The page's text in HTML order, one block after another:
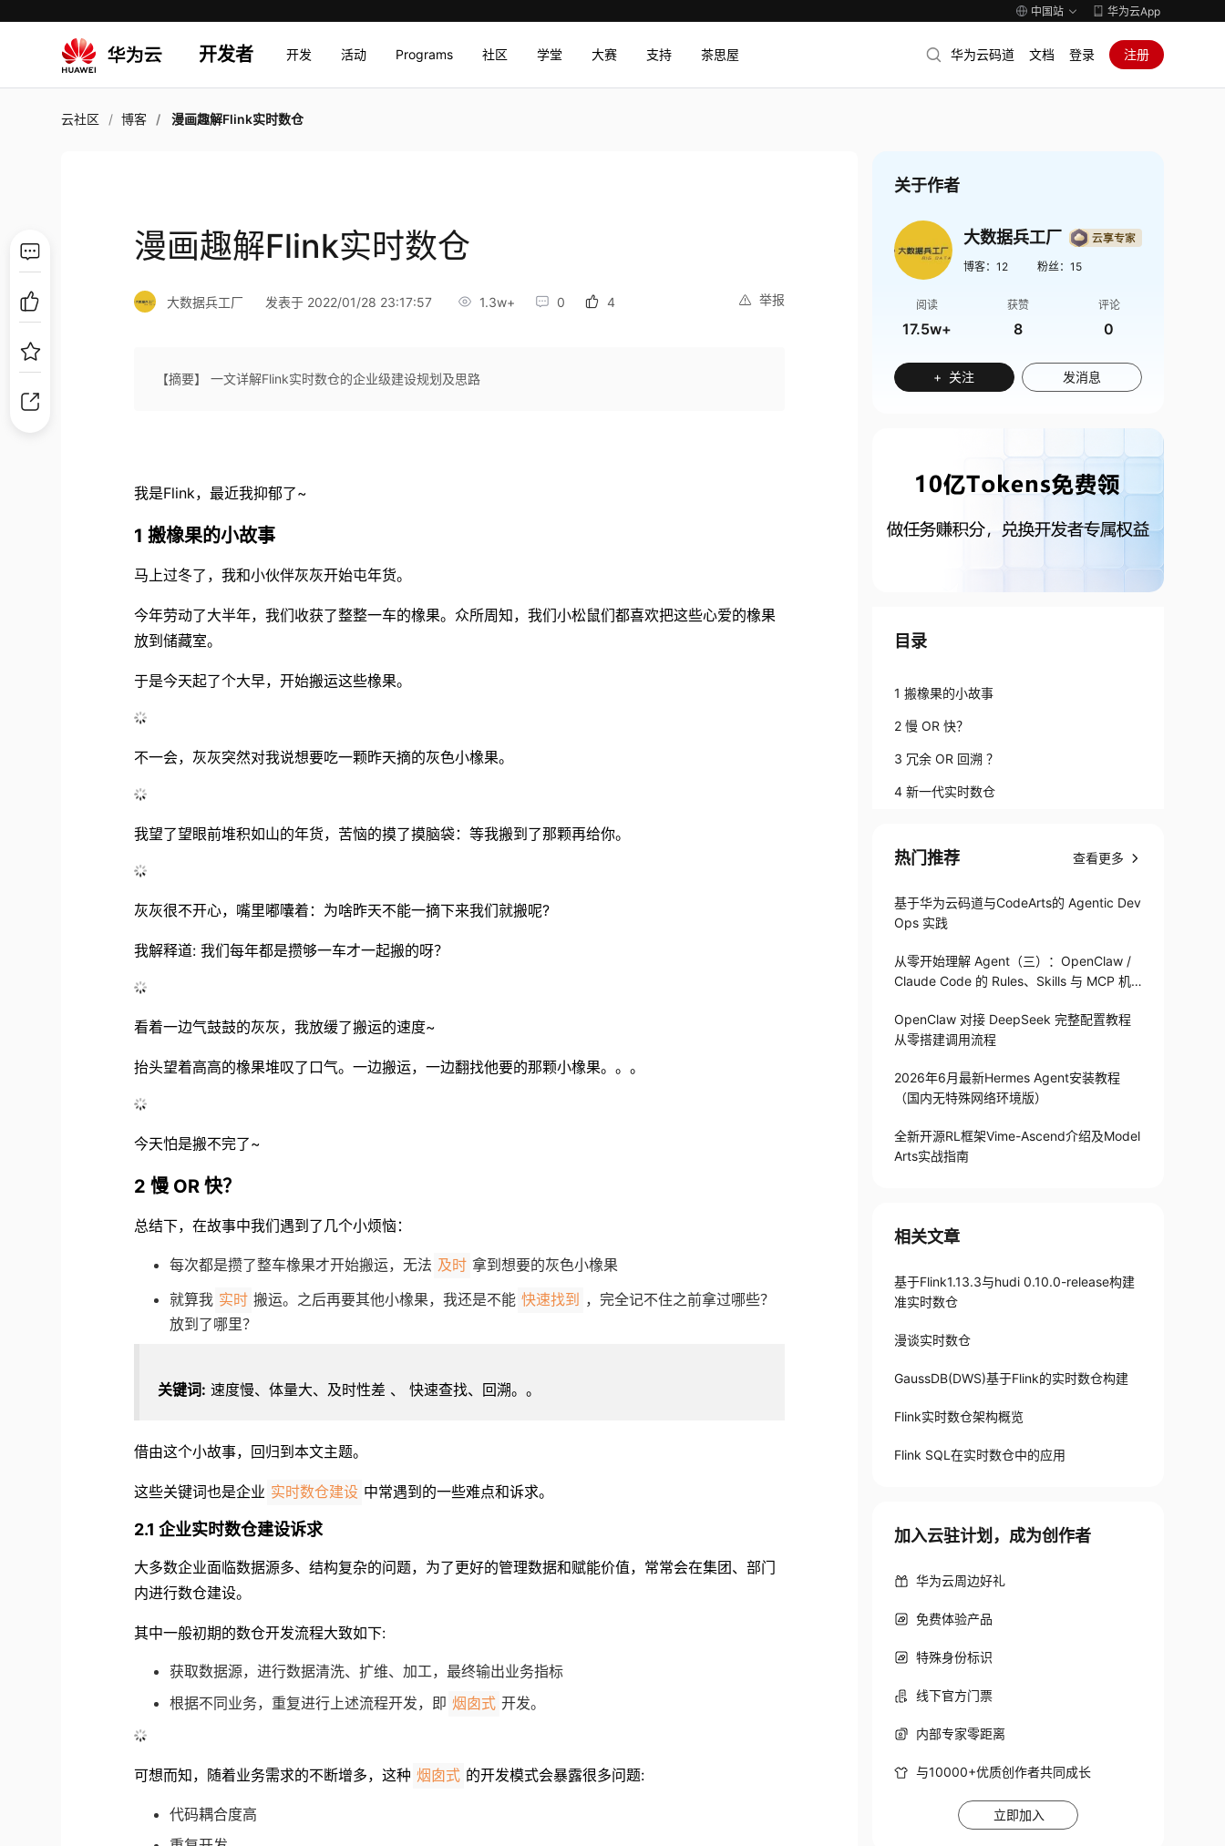
中国站 华为云App
开发者 开发 活动 Programs 社区 学堂 大赛 支持 茶思屋 华为云码道 文档 登录 注册
云社区 博客 漫画趣解Flink实时数仓
漫画趣解Flink实时数仓
举报
大数据兵工厂 发表于 2022/01/28 23:17:57 1.3w+ 0 4
【摘要】 一文详解Flink实时数仓的企业级建设规划及思路
我是Flink，最近我抑郁了~
1 搬橡果的小故事
马上过冬了，我和小伙伴灰灰开始屯年货。
今年劳动了大半年，我们收获了整整一车的橡果。众所周知，我们小松鼠们都喜欢把这些心爱的橡果
放到储藏室。
于是今天起了个大早，开始搬运这些橡果。
不一会，灰灰突然对我说想要吃一颗昨天摘的灰色小橡果。
我望了望眼前堆积如山的年货，苦恼的摸了摸脑袋：等我搬到了那颗再给你。
灰灰很不开心，嘴里嘟囔着：为啥昨天不能一摘下来我们就搬呢?
我解释道: 我们每年都是攒够一车才一起搬的呀？
看着一边气鼓鼓的灰灰，我放缓了搬运的速度~
抬头望着高高的橡果堆叹了口气。一边搬运，一边翻找他要的那颗小橡果。。。
今天怕是搬不完了~
2 慢 OR 快？
总结下，在故事中我们遇到了几个小烦恼：
每次都是攒了整车橡果才开始搬运，无法 及时 拿到想要的灰色小橡果
就算我 实时 搬运。之后再要其他小橡果，我还是不能 快速找到
，完全记不住之前拿过哪些？
放到了哪里？
关键词: 速度慢、体量大、及时性差 、 快速查找、回溯。。
借由这个小故事，回归到本文主题。
这些关键词也是企业 实时数仓建设 中常遇到的一些难点和诉求。
2.1 企业实时数仓建设诉求
大多数企业面临数据源多、结构复杂的问题，为了更好的管理数据和赋能价值，常常会在集团、部门
内进行数仓建设。
其中一般初期的数仓开发流程大致如下:
获取数据源，进行数据清洗、扩维、加工，最终输出业务指标
根据不同业务，重复进行上述流程开发，即 烟囱式 开发。
可想而知，随着业务需求的不断增多，这种 烟囱式 的开发模式会暴露很多问题:
代码耦合度高
关于作者
大数据兵工厂
博客： 12 粉丝： 15
阅读
17.5w+
获赞
8
评论
0
+ 关注 发消息
目录
1 搬橡果的小故事
2 慢 OR 快？
3 冗余 OR 回溯 ？
4 新一代实时数仓
热门推荐 查看更多
基于华为云码道与CodeArts的 Agentic Dev
Ops 实践
从零开始理解 Agent（三）：OpenClaw /
Claude Code 的 Rules、Skills 与 MCP 机
OpenClaw 对接 DeepSeek 完整配置教程
从零搭建调用流程
2026年6月最新Hermes Agent安装教程
（国内无特殊网络环境版）
全新开源RL框架Vime-Ascend介绍及Model
Arts实战指南
相关文章
基于Flink1.13.3与hudi 0.10.0-release构建
准实时数仓
漫谈实时数仓
GaussDB(DWS)基于Flink的实时数仓构建
Flink实时数仓架构概览
Flink SQL在实时数仓中的应用
加入云驻计划，成为创作者
华为云周边好礼
免费体验产品
特殊身份标识
线下官方门票
内部专家零距离
与10000+优质创作者共同成长
立即加入